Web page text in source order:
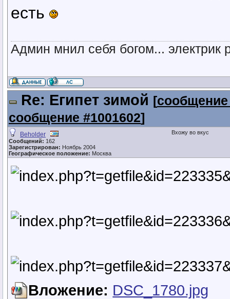
есть
Админ мнил себя богом... электрик
Re: Египет зимой [сообщение
сообщение #1001602]
Beholder
Сообщений: 162
Зарегистрирован: Ноябрь 2004
Географическое положение: Москва
Вхожу во вкус
Вложение: DSC_1780.jpg